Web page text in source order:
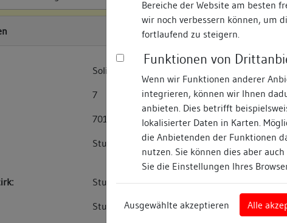
Bereiche der Website am besten
wir noch verbessern können, um
fortlaufend zu steigern.
Funktionen von
Wenn wir Funktionen anderer
integrieren, können wir Ihnen
anbieten. Dies betrifft
lokalisierter Daten in Karten.
die Anbietenden der Funktionen
nutzen. Sie können dies aber
Sie die Einstellungen Ihres
Ausgewählte akzeptieren Alle
Solitude
7
70179
Stuttgart
Stuttgart
Stuttgart (Stadtkreis)